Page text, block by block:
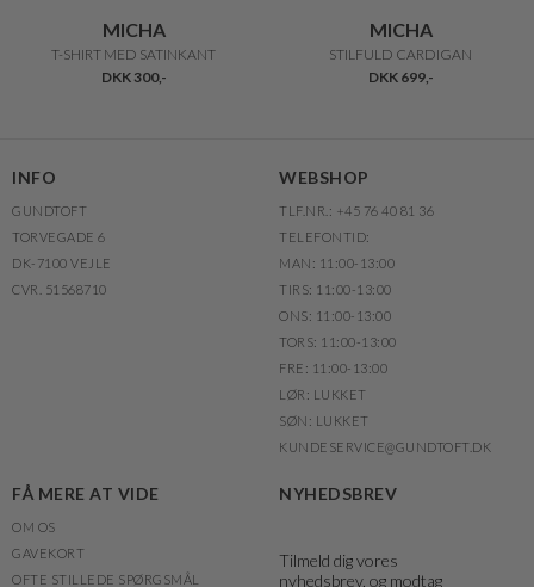
MICHA
T-SHIRT MED SATINKANT
DKK 300,-
MICHA
STILFULD CARDIGAN
DKK 699,-
INFO
GUNDTOFT
TORVEGADE 6
DK-7100 VEJLE
CVR. 51568710
WEBSHOP
TLF.NR.: +45 76 40 81 36
TELEFONTID:
MAN: 11:00-13:00
TIRS: 11:00-13:00
ONS: 11:00-13:00
TORS: 11:00-13:00
FRE: 11:00-13:00
LØR: LUKKET
SØN: LUKKET
KUNDESERVICE@GUNDTOFT.DK
FÅ MERE AT VIDE
OM OS
GAVEKORT
OFTE STILLEDE SPØRGSMÅL
NYHEDSBREV
Tilmeld dig vores
nyhedsbrev, og modtag